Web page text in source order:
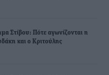
Στίβου: Πότε αγωνίζονται η
και ο Κριτούλης